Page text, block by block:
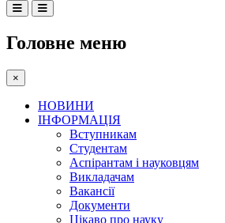
Головне меню
×
НОВИНИ
ІНФОРМАЦІЯ
Вступникам
Студентам
Аспірантам і науковцям
Викладачам
Вакансії
Документи
Цікаво про науку